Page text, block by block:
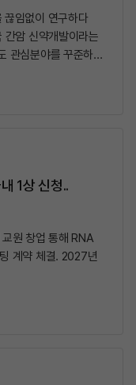
끊임없이 연구하다
간암 신약개발이라는
관심분야를 꾸준하게
1상 신청..
계약 체결. 2027년